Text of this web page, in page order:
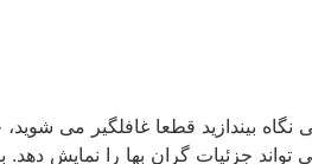
نگاه بیندازید قطعا غافلگیر می
تواند جزئیات گران بها را نمایش